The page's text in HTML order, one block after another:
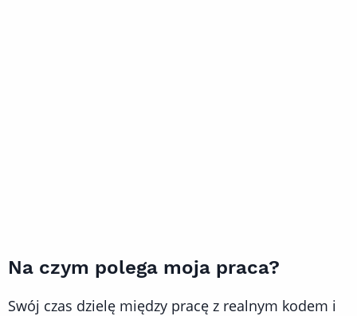
Na czym polega moja praca?
Swój czas dzielę między pracę z realnym kodem i